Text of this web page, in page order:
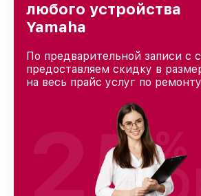
любого устройства
Yamaha
По предварительной записи с
предоставляем скидку в
на весь прайс услуг по ремонту
25%